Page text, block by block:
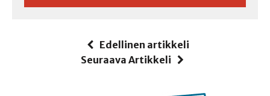
Edellinen artikkeli
Seuraava Artikkeli